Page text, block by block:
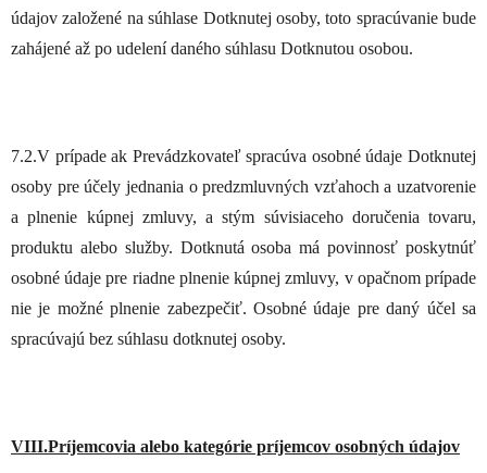
údajov založené na súhlase Dotknutej osoby, toto spracúvanie bude
zahájené až po udelení daného súhlasu Dotknutou osobou.
7.2.V prípade ak Prevádzkovateľ spracúva osobné údaje Dotknutej
osoby pre účely jednania o predzmluvných vzťahoch a uzatvorenie
a plnenie kúpnej zmluvy, a stým súvisiaceho doručenia tovaru,
produktu alebo služby. Dotknutá osoba má povinnosť poskytnúť
osobné údaje pre riadne plnenie kúpnej zmluvy, v opačnom prípade
nie je možné plnenie zabezpečiť. Osobné údaje pre daný účel sa
spracúvajú bez súhlasu dotknutej osoby.
VIII.Príjemcovia alebo kategórie príjemcov osobných údajov